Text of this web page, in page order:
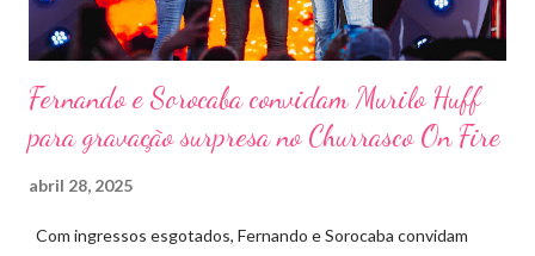
Fernando e Sorocaba convidam Murilo Huff
para gravação surpresa no Churrasco On Fire
abril 28, 2025
Com ingressos esgotados, Fernando e Sorocaba convidam